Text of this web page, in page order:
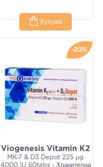
Купува
-20%
Viogenesis Vitamin K2
MK-7 & D3 Depot 225 μg
4000 IU 60tabs - Хранителна